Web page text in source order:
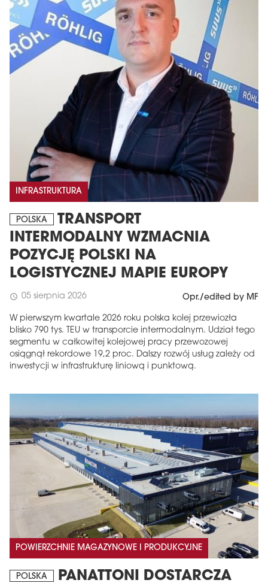
INFRASTRUKTURA
POLSKA
TRANSPORT
INTERMODALNY WZMACNIA
POZYCJĘ POLSKI NA
LOGISTYCZNEJ MAPIE EUROPY
schedule 05 sierpnia 2026 Opr./edited by MF
W pierwszym kwartale 2026 roku polska kolej przewiozła
blisko 790 tys. TEU w transporcie intermodalnym. Udział tego
segmentu w całkowitej kolejowej pracy przewozowej
osiągnął rekordowe 19,2 proc. Dalszy rozwój usług zależy od
inwestycji w infrastrukturę liniową i punktową.
POWIERZCHNIE MAGAZYNOWE I PRODUKCYJNE
POLSKA
PANATTONI DOSTARCZA